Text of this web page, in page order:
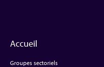
Accueil
Groupes sectoriels